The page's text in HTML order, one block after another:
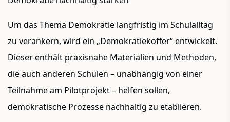
Um das Thema Demokratie langfristig im Schulalltag
zu verankern, wird ein „Demokratiekoffer“ entwickelt.
Dieser enthält praxisnahe Materialien und Methoden,
die auch anderen Schulen – unabhängig von einer
Teilnahme am Pilotprojekt – helfen sollen,
demokratische Prozesse nachhaltig zu etablieren.